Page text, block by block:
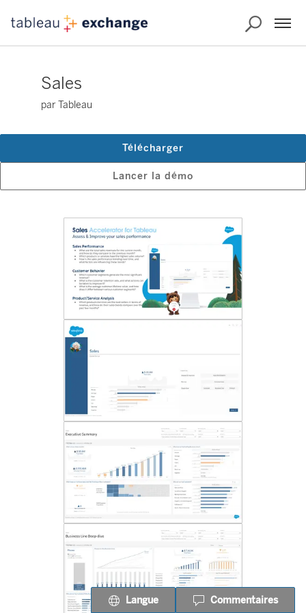
Sales
par Tableau
Lancer la démo
Télécharger
Langue Commentaires